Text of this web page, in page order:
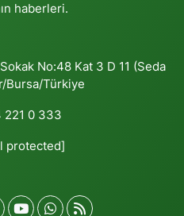
haberleri.
No:48 Kat 3 D 11 (Seda
Bursa/Türkiye
221 0 333
protected]